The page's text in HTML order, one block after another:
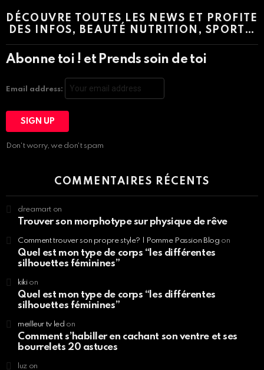
DÉCOUVRE TOUTES LES NEWS ET PROFITE
DES INFOS, BEAUTÉ NUTRITION, SPORT…
Abonne toi ! et Prends soin de toi
Email address:
Don't worry, we don't spam
COMMENTAIRES RÉCENTS
dreamart on
Trouver son morphotype sur physique de rêve
Comment trouver son propre style? | Pomme Passion Blog on
Quel est mon type de corps “les différentes
silhouettes féminines”
kikion
Quel est mon type de corps “les différentes
silhouettes féminines”
meilleur tv led on
Comment s’habiller en cachant son ventre et ses
bourrelets 20 astuces
luzon